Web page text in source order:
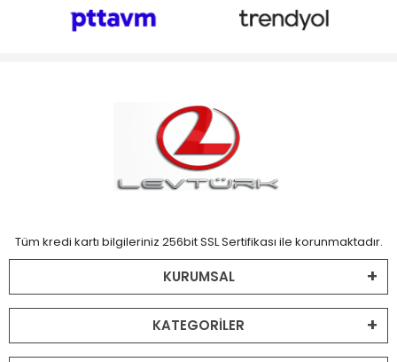
Tüm kredi kartı bilgileriniz 256bit SSL Sertifikası ile korunmaktadır.
KURUMSAL
KATEGORİLER